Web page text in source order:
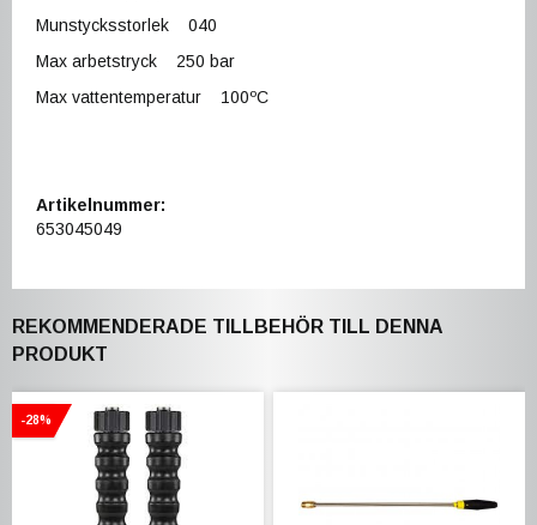
Munstycksstorlek 040
Max arbetstryck 250 bar
Max vattentemperatur 100ºC
Artikelnummer:
653045049
REKOMMENDERADE TILLBEHÖR TILL DENNA
PRODUKT
-28%